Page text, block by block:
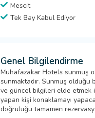
Mescit
Tek Bay Kabul Ediyor
Genel Bilgilendirme
Muhafazakar Hotels sunmuş
sunmaktadır. Sunmuş
ve güncel bilgileri elde etmek
yapan kişi konaklamayı
doğruluğu tamamen